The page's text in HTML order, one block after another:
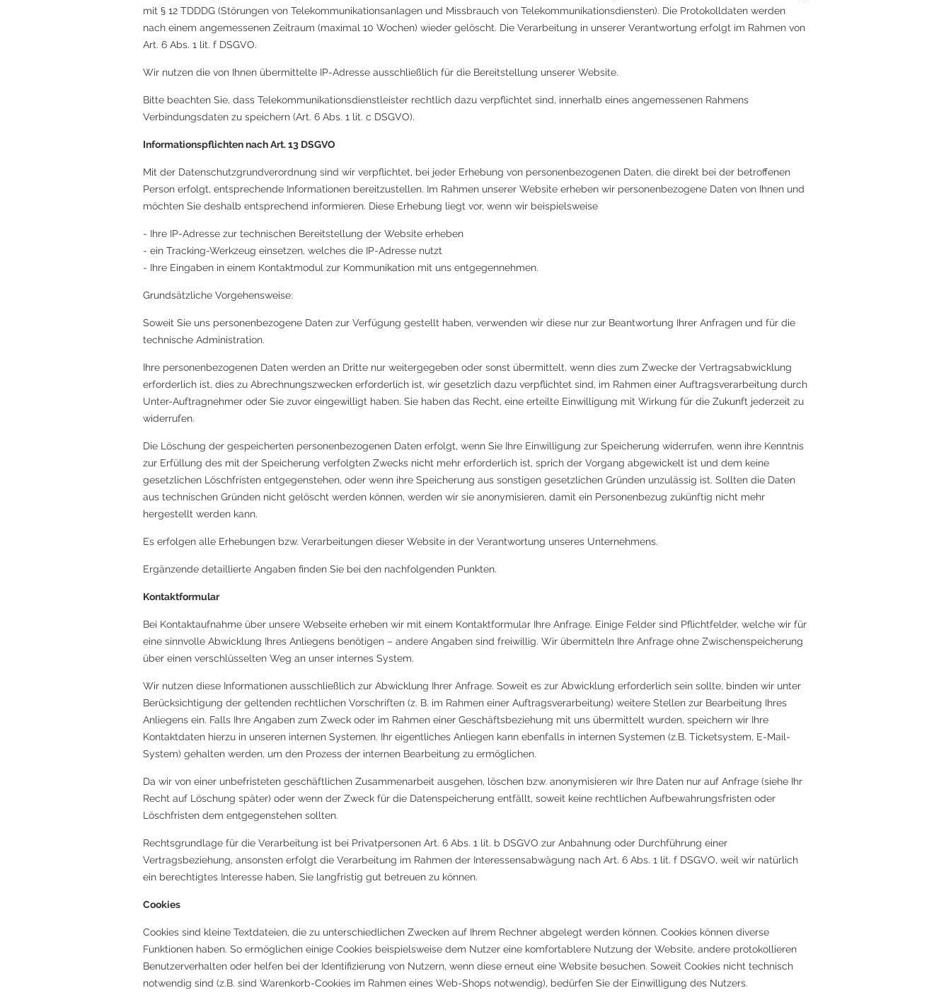
mit § 12 TDDDG (Störungen von Telekommunikationsanlagen und Missbrauch von Telekommunikationsdiensten). Die Protokolldaten werden
nach einem angemessenen Zeitraum (maximal 10 Wochen) wieder gelöscht. Die Verarbeitung in unserer Verantwortung erfolgt im Rahmen von
Art. 6 Abs. 1 lit. f DSGVO.
Wir nutzen die von Ihnen übermittelte IP-Adresse ausschließlich für die Bereitstellung unserer Website.
Bitte beachten Sie, dass Telekommunikationsdienstleister rechtlich dazu verpflichtet sind, innerhalb eines angemessenen Rahmens
Verbindungsdaten zu speichern (Art. 6 Abs. 1 lit. c DSGVO).
Informationspflichten nach Art. 13 DSGVO
Mit der Datenschutzgrundverordnung sind wir verpflichtet, bei jeder Erhebung von personenbezogenen Daten, die direkt bei der betroffenen
Person erfolgt, entsprechende Informationen bereitzustellen. Im Rahmen unserer Website erheben wir personenbezogene Daten von Ihnen und
möchten Sie deshalb entsprechend informieren. Diese Erhebung liegt vor, wenn wir beispielsweise
- Ihre IP-Adresse zur technischen Bereitstellung der Website erheben
- ein Tracking-Werkzeug einsetzen, welches die IP-Adresse nutzt
- Ihre Eingaben in einem Kontaktmodul zur Kommunikation mit uns entgegennehmen.
Grundsätzliche Vorgehensweise:
Soweit Sie uns personenbezogene Daten zur Verfügung gestellt haben, verwenden wir diese nur zur Beantwortung Ihrer Anfragen und für die
technische Administration.
Ihre personenbezogenen Daten werden an Dritte nur weitergegeben oder sonst übermittelt, wenn dies zum Zwecke der Vertragsabwicklung
erforderlich ist, dies zu Abrechnungszwecken erforderlich ist, wir gesetzlich dazu verpflichtet sind, im Rahmen einer Auftragsverarbeitung durch
Unter-Auftragnehmer oder Sie zuvor eingewilligt haben. Sie haben das Recht, eine erteilte Einwilligung mit Wirkung für die Zukunft jederzeit zu
widerrufen.
Die Löschung der gespeicherten personenbezogenen Daten erfolgt, wenn Sie Ihre Einwilligung zur Speicherung widerrufen, wenn ihre Kenntnis
zur Erfüllung des mit der Speicherung verfolgten Zwecks nicht mehr erforderlich ist, sprich der Vorgang abgewickelt ist und dem keine
gesetzlichen Löschfristen entgegenstehen, oder wenn ihre Speicherung aus sonstigen gesetzlichen Gründen unzulässig ist. Sollten die Daten
aus technischen Gründen nicht gelöscht werden können, werden wir sie anonymisieren, damit ein Personenbezug zukünftig nicht mehr
hergestellt werden kann.
Es erfolgen alle Erhebungen bzw. Verarbeitungen dieser Website in der Verantwortung unseres Unternehmens.
Ergänzende detaillierte Angaben finden Sie bei den nachfolgenden Punkten.
Kontaktformular
Bei Kontaktaufnahme über unsere Webseite erheben wir mit einem Kontaktformular Ihre Anfrage. Einige Felder sind Pflichtfelder, welche wir für
eine sinnvolle Abwicklung Ihres Anliegens benötigen – andere Angaben sind freiwillig. Wir übermitteln Ihre Anfrage ohne Zwischenspeicherung
über einen verschlüsselten Weg an unser internes System.
Wir nutzen diese Informationen ausschließlich zur Abwicklung Ihrer Anfrage. Soweit es zur Abwicklung erforderlich sein sollte, binden wir unter
Berücksichtigung der geltenden rechtlichen Vorschriften (z. B. im Rahmen einer Auftragsverarbeitung) weitere Stellen zur Bearbeitung Ihres
Anliegens ein. Falls Ihre Angaben zum Zweck oder im Rahmen einer Geschäftsbeziehung mit uns übermittelt wurden, speichern wir Ihre
Kontaktdaten hierzu in unseren internen Systemen. Ihr eigentliches Anliegen kann ebenfalls in internen Systemen (z.B. Ticketsystem, E-Mail-
System) gehalten werden, um den Prozess der internen Bearbeitung zu ermöglichen.
Da wir von einer unbefristeten geschäftlichen Zusammenarbeit ausgehen, löschen bzw. anonymisieren wir Ihre Daten nur auf Anfrage (siehe Ihr
Recht auf Löschung später) oder wenn der Zweck für die Datenspeicherung entfällt, soweit keine rechtlichen Aufbewahrungsfristen oder
Löschfristen dem entgegenstehen sollten.
Rechtsgrundlage für die Verarbeitung ist bei Privatpersonen Art. 6 Abs. 1 lit. b DSGVO zur Anbahnung oder Durchführung einer
Vertragsbeziehung, ansonsten erfolgt die Verarbeitung im Rahmen der Interessensabwägung nach Art. 6 Abs. 1 lit. f DSGVO, weil wir natürlich
ein berechtigtes Interesse haben, Sie langfristig gut betreuen zu können.
Cookies
Cookies sind kleine Textdateien, die zu unterschiedlichen Zwecken auf Ihrem Rechner abgelegt werden können. Cookies können diverse
Funktionen haben. So ermöglichen einige Cookies beispielsweise dem Nutzer eine komfortablere Nutzung der Website, andere protokollieren
Benutzerverhalten oder helfen bei der Identifizierung von Nutzern, wenn diese erneut eine Website besuchen. Soweit Cookies nicht technisch
notwendig sind (z.B. sind Warenkorb-Cookies im Rahmen eines Web-Shops notwendig), bedürfen Sie der Einwilligung des Nutzers.